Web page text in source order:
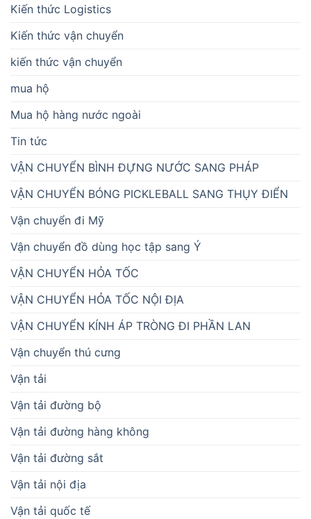
Kiến thức Logistics
Kiến thức vận chuyển
kiến thức vận chuyển
mua hộ
Mua hộ hàng nước ngoài
Tin tức
VẬN CHUYỂN BÌNH ĐỰNG NƯỚC SANG PHÁP
VẬN CHUYỂN BÓNG PICKLEBALL SANG THỤY ĐIỂN
Vận chuyển đi Mỹ
Vận chuyển đồ dùng học tập sang Ý
VẬN CHUYỂN HỎA TỐC
VẬN CHUYỂN HỎA TỐC NỘI ĐỊA
VẬN CHUYỂN KÍNH ÁP TRÒNG ĐI PHẦN LAN
Vận chuyển thú cưng
Vận tải
Vận tải đường bộ
Vận tải đường hàng không
Vận tải đường sắt
Vận tải nội địa
Vận tải quốc tế